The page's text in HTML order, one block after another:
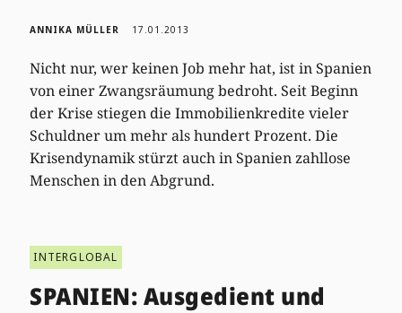
ANNIKA MÜLLER 17.01.2013
Nicht nur, wer keinen Job mehr hat, ist in Spanien
von einer Zwangsräumung bedroht. Seit Beginn
der Krise stiegen die Immobilienkredite vieler
Schuldner um mehr als hundert Prozent. Die
Krisendynamik stürzt auch in Spanien zahllose
Menschen in den Abgrund.
INTERGLOBAL
SPANIEN: Ausgedient und